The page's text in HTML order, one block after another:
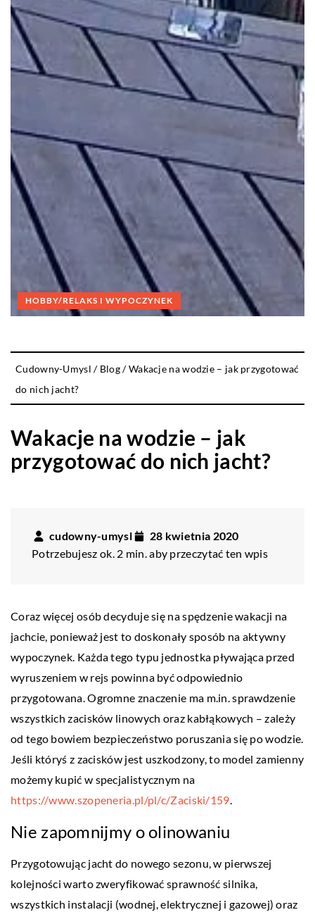
HOBBY/RELAKS I WYPOCZYNEK
Cudowny-Umysl / Blog/Wakacje na wodzie – jak przygotować
do nich jacht?
Wakacje na wodzie – jak
przygotować do nich jacht?
cudowny-umysl
28 kwietnia 2020
Potrzebujesz ok. 2 min. aby przeczytać ten wpis
Coraz więcej osób decyduje się na spędzenie wakacji na
jachcie, ponieważ jest to doskonały sposób na aktywny
wypoczynek. Każda tego typu jednostka pływająca przed
wyruszeniem w rejs powinna być odpowiednio
przygotowana. Ogromne znaczenie ma m.in. sprawdzenie
wszystkich zacisków linowych oraz kabłąkowych – zależy
od tego bowiem bezpieczeństwo poruszania się po wodzie.
Jeśli któryś z zacisków jest uszkodzony, to model zamienny
możemy kupić w specjalistycznym na
https://www.szopeneria.pl/pl/c/Zaciski/159.
Nie zapomnijmy o olinowaniu
Przygotowując jacht do nowego sezonu, w pierwszej
kolejności warto zweryfikować sprawność silnika,
wszystkich instalacji (wodnej, elektrycznej i gazowej) oraz